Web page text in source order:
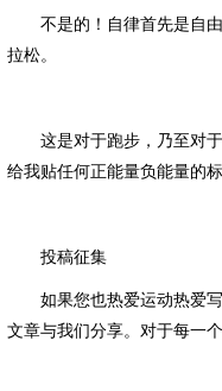
不是的！自律首先是自
拉松。
这是对于跑步，乃至对
给我贴任何正能量负能量的
投稿征集
如果您也热爱运动热爱
文章与我们分享。对于每一